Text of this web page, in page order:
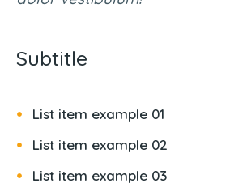
Subtitle
List item example 01
List item example 02
List item example 03